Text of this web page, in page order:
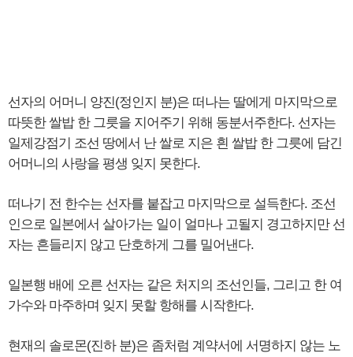
선자의 어머니 양진(정인지 분)은 떠나는 딸에게 마지막으로
따뜻한 쌀밥 한 그릇을 지어주기 위해 동분서주한다. 선자는
일제강점기 조선 땅에서 난 쌀로 지은 흰 쌀밥 한 그릇에 담긴
어머니의 사랑을 평생 잊지 못한다.
떠나기 전 한수는 선자를 붙잡고 마지막으로 설득한다. 조선
인으로 일본에서 살아가는 일이 얼마나 고될지 경고하지만 선
자는 흔들리지 않고 단호하게 그를 밀어낸다.
일본행 배에 오른 선자는 같은 처지의 조선인들, 그리고 한 여
가수와 마주하며 잊지 못할 항해를 시작한다.
현재의 솔로몬(진하 분)은 좀처럼 계약서에 서명하지 않는 노